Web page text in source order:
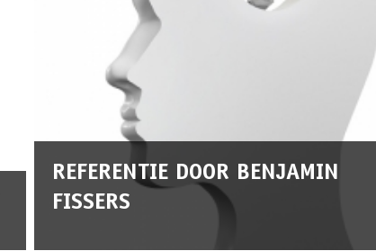
REFERENTIE DOOR BENJAMIN
FISSERS